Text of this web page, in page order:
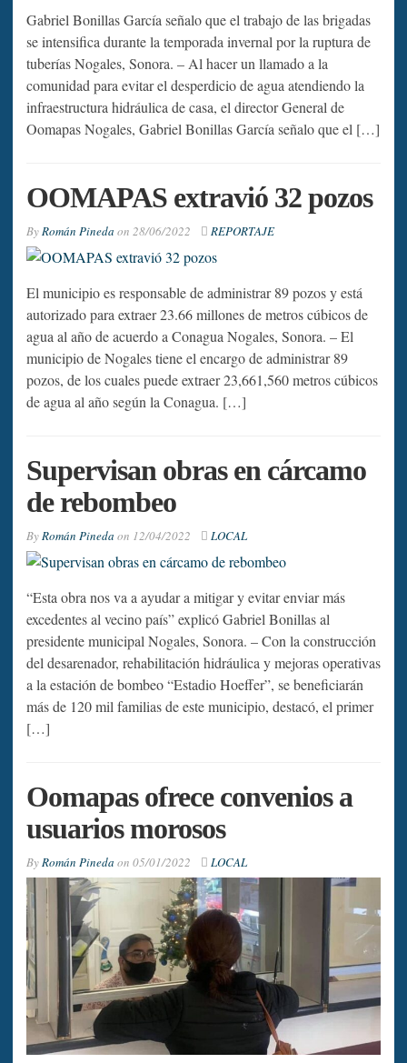
Gabriel Bonillas García señalo que el trabajo de las brigadas
se intensifica durante la temporada invernal por la ruptura de
tuberías Nogales, Sonora. – Al hacer un llamado a la
comunidad para evitar el desperdicio de agua atendiendo la
infraestructura hidráulica de casa, el director General de
Oomapas Nogales, Gabriel Bonillas García señalo que el […]
OOMAPAS extravió 32 pozos
By Román Pineda on 28/06/2022 REPORTAJE
El municipio es responsable de administrar 89 pozos y está
autorizado para extraer 23.66 millones de metros cúbicos de
agua al año de acuerdo a Conagua Nogales, Sonora. – El
municipio de Nogales tiene el encargo de administrar 89
pozos, de los cuales puede extraer 23,661,560 metros cúbicos
de agua al año según la Conagua. […]
Supervisan obras en cárcamo
de rebombeo
By Román Pineda on 12/04/2022 LOCAL
“Esta obra nos va a ayudar a mitigar y evitar enviar más
excedentes al vecino país” explicó Gabriel Bonillas al
presidente municipal Nogales, Sonora. – Con la construcción
del desarenador, rehabilitación hidráulica y mejoras operativas
a la estación de bombeo “Estadio Hoeffer”, se beneficiarán
más de 120 mil familias de este municipio, destacó, el primer
[…]
Oomapas ofrece convenios a
usuarios morosos
By Román Pineda on 05/01/2022 LOCAL